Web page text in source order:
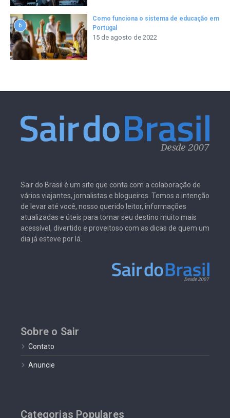
6
Como funciona o sistema de educação em
Portugal
15 de agosto de 2022
Sair do Brasil é um site que conta com a colaboração de
vários viajantes, jornalistas e blogueiros. Temos a intenção
de levar até você, nosso querido leitor, informações
atualizadas e úteis para tornar seu destino muito mais
acessível, divertido e proveitoso com as dicas de quem um
dia já esteve por lá.
Sobre o Sair
Contato
Anuncie
Categorias Populares